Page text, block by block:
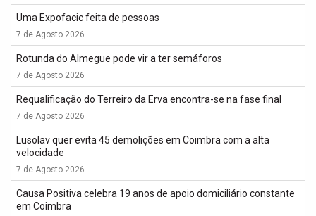
Uma Expofacic feita de pessoas
7 de Agosto 2026
Rotunda do Almegue pode vir a ter semáforos
7 de Agosto 2026
Requalificação do Terreiro da Erva encontra-se na fase final
7 de Agosto 2026
Lusolav quer evita 45 demolições em Coimbra com a alta
velocidade
7 de Agosto 2026
Causa Positiva celebra 19 anos de apoio domiciliário constante
em Coimbra